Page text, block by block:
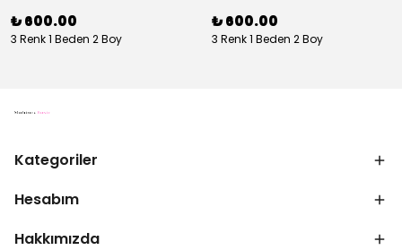
₺ 600.00
3 Renk 1 Beden 2 Boy
₺ 600.00
3 Renk 1 Beden 2 Boy
Kategoriler
Hesabım
Hakkımızda